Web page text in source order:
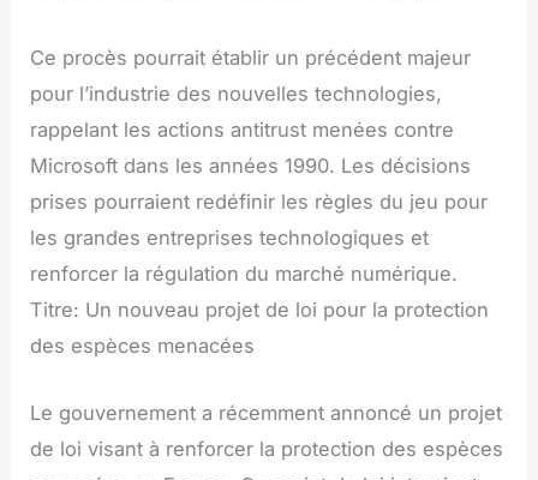
Ce procès pourrait établir un précédent majeur
pour l’industrie des nouvelles technologies,
rappelant les actions antitrust menées contre
Microsoft dans les années 1990. Les décisions
prises pourraient redéfinir les règles du jeu pour
les grandes entreprises technologiques et
renforcer la régulation du marché numérique.
Titre: Un nouveau projet de loi pour la protection
des espèces menacées
Le gouvernement a récemment annoncé un projet
de loi visant à renforcer la protection des espèces